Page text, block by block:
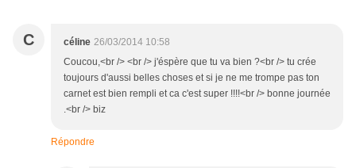
C céline 26/03/2014 10:58
Coucou,<br /> <br /> j'éspère que tu va bien ?<br /> tu crée
toujours d'aussi belles choses et si je ne me trompe pas ton
carnet est bien rempli et ca c'est super !!!!<br /> bonne journée
.<br /> biz
Répondre